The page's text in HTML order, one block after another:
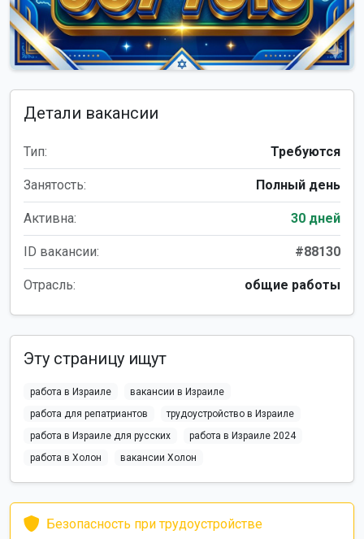
Детали вакансии
Тип: Требуются
Занятость: Полный день
Активна: 30 дней
ID вакансии: #88130
Отрасль: общие работы
Эту страницу ищут
работа в Израиле
вакансии в Израиле
работа для репатриантов
трудоустройство в Израиле
работа в Израиле для русских
работа в Израиле 2024
работа в Холон
вакансии Холон
Безопасность при трудоустройстве